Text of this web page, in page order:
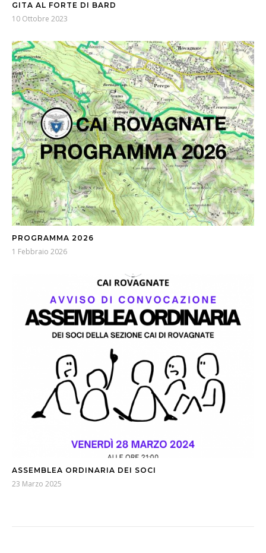
GITA AL FORTE DI BARD
10 Ottobre 2023
PROGRAMMA 2026
1 Febbraio 2026
ASSEMBLEA ORDINARIA DEI SOCI
23 Marzo 2025